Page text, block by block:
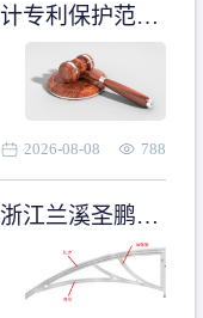
专利保护范围
2026-08-08 788
江兰溪圣鹏、
权纠纷